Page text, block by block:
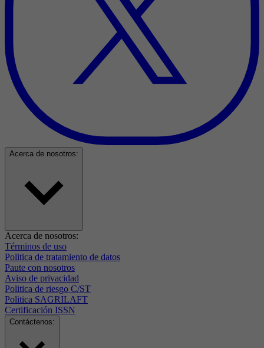
Acerca de nosotros:
Acerca de nosotros:
Términos de uso
Politica de tratamiento de datos
Paute con nosotros
Aviso de privacidad
Politica de riesgo C/ST
Politica SAGRILAFT
Certificación ISSN
Contáctenos: